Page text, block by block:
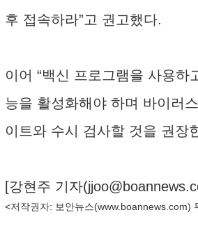
후 접속하라”고 권고했다.
이어 “백신 프로그램을 사용하
능을 활성화해야 하며 바이러
이트와 수시 검사할 것을 권장
[강현주 기자(
<저작권자: 보안뉴스(www.boannews.com)